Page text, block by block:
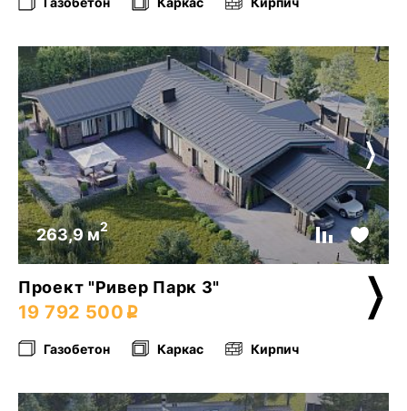
263,9 м2
Проект "Ривер Парк 3"
19 792 500
Газобетон Каркас Кирпич